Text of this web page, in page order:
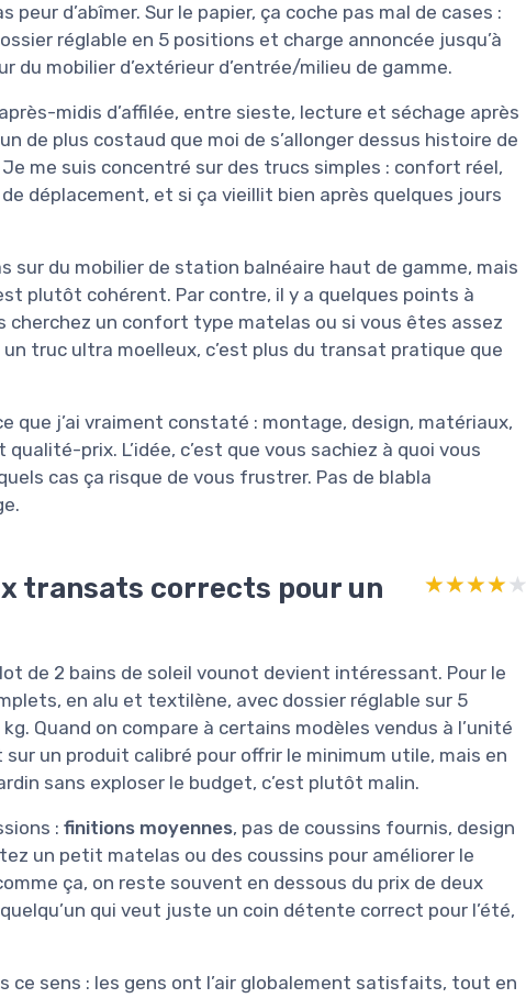
peur d’abîmer. Sur le papier, ça coche pas mal de cases :
réglable en 5 positions et charge annoncée jusqu’à
du mobilier d’extérieur d’entrée/milieu de gamme.
midis d’affilée, entre sieste, lecture et séchage après
de plus costaud que moi de s’allonger dessus histoire de
me suis concentré sur des trucs simples : confort réel,
déplacement, et si ça vieillit bien après quelques jours
sur du mobilier de station balnéaire haut de gamme, mais
plutôt cohérent. Par contre, il y a quelques points à
cherchez un confort type matelas ou si vous êtes assez
truc ultra moelleux, c’est plus du transat pratique que
que j’ai vraiment constaté : montage, design, matériaux,
prix. L’idée, c’est que vous sachiez à quoi vous
cas ça risque de vous frustrer. Pas de blabla
transats corrects pour un
★★★★★
★★★★★
lot de 2 bains de soleil vounot devient intéressant. Pour le
en alu et textilène, avec dossier réglable sur 5
Quand on compare à certains modèles vendus à l’unité
sur un produit calibré pour offrir le minimum utile, mais en
sans exploser le budget, c’est plutôt malin.
: finitions moyennes, pas de coussins fournis, design
un petit matelas ou des coussins pour améliorer le
ça, on reste souvent en dessous du prix de deux
qui veut juste un coin détente correct pour l’été,
ce sens : les gens ont l’air globalement satisfaits, tout en